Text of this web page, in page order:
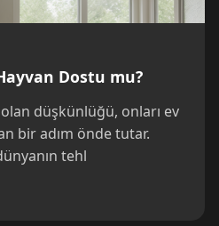
Dostu mu?
düşkünlüğü, onları ev
bir adım önde tutar.
tehl